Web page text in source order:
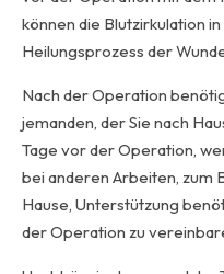
können die Blutzirkulation
Heilungsprozess der
Nach der Operation
jemanden, der Sie nach
Tage vor der Operation,
bei anderen Arbeiten, zum
Hause, Unterstützung
der Operation zu